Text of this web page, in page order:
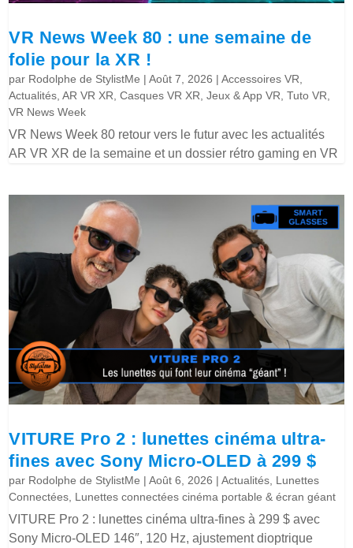
VR News Week 80 : une semaine de
folie pour la XR !
par Rodolphe de StylistMe |Août 7, 2026 |Accessoires VR
Actualités ,AR VR XR ,Casques VR XR ,Jeux & App VR ,Tuto VR
VR News Week
VR News Week 80 retour vers le futur avec les actualités
AR VR XR de la semaine et un dossier rétro gaming en VR
VITURE Pro 2 : lunettes cinéma ultra-
fines avec Sony Micro-OLED à 299 $
par Rodolphe de StylistMe |Août 6, 2026 |Actualités Lunettes
Connectées Lunettes connectées cinéma portable & écran géant
VITURE Pro 2 : lunettes cinéma ultra-fines à 299 $ avec
Sony Micro-OLED 146″, 120 Hz, ajustement dioptrique